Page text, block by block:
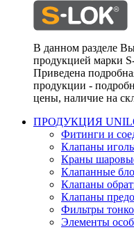
В данном разделе
продукцией марки
Приведена
продукции -
цены, наличие на
ПРОДУКЦИЯ
Фитинги и
Клапаны
Краны
Клапанные
Клапаны
Клапаны
Фильтры
Элементы